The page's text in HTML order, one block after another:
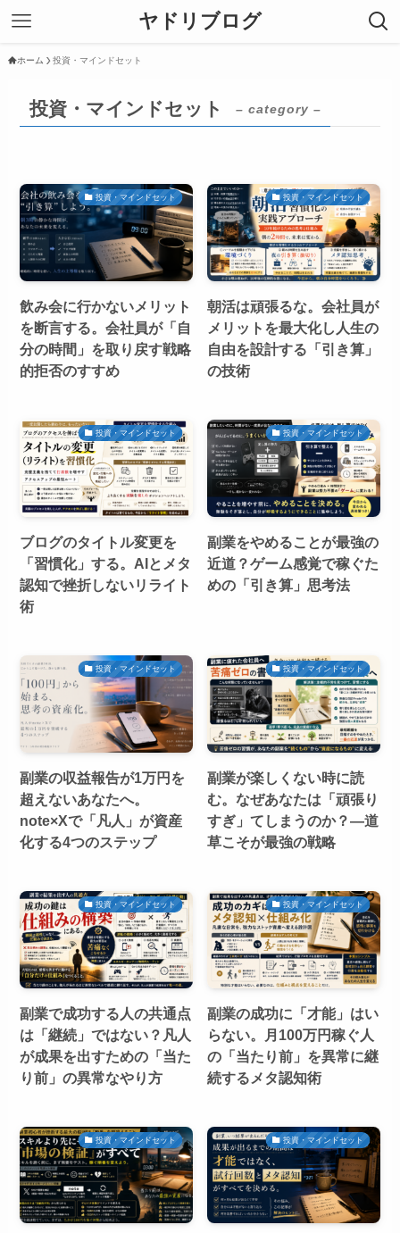
ヤドリブログ
ホーム 投資・マインドセット
投資・マインドセット – category –
投資・マインドセット
飲み会に行かないメリット
を断言する。会社員が「自
分の時間」を取り戻す戦略
的拒否のすすめ
投資・マインドセット
朝活は頑張るな。会社員が
メリットを最大化し人生の
自由を設計する「引き算」
の技術
投資・マインドセット
ブログのタイトル変更を
「習慣化」する。AIとメタ
認知で挫折しないリライト
術
投資・マインドセット
副業をやめることが最強の
近道？ゲーム感覚で稼ぐた
めの「引き算」思考法
投資・マインドセット
副業の収益報告が1万円を
超えないあなたへ。
note×Xで「凡人」が資産
化する4つのステップ
投資・マインドセット
副業が楽しくない時に読
む。なぜあなたは「頑張り
すぎ」てしまうのか？—道
草こそが最強の戦略
投資・マインドセット
副業で成功する人の共通点
は「継続」ではない？凡人
が成果を出すための「当た
り前」の異常なやり方
投資・マインドセット
副業の成功に「才能」はい
らない。月100万円稼ぐ人
の「当たり前」を異常に継
続するメタ認知術
投資・マインドセット 投資・マインドセット